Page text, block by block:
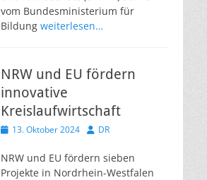
vom Bundesministerium für
Bildung weiterlesen…
NRW und EU fördern
innovative
Kreislaufwirtschaft
Veröffentlicht
13. Oktober 2024 Autor
DR
NRW und EU fördern sieben
Projekte in Nordrhein-Westfalen